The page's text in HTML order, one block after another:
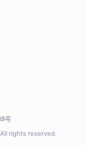
All rights reserved.
号